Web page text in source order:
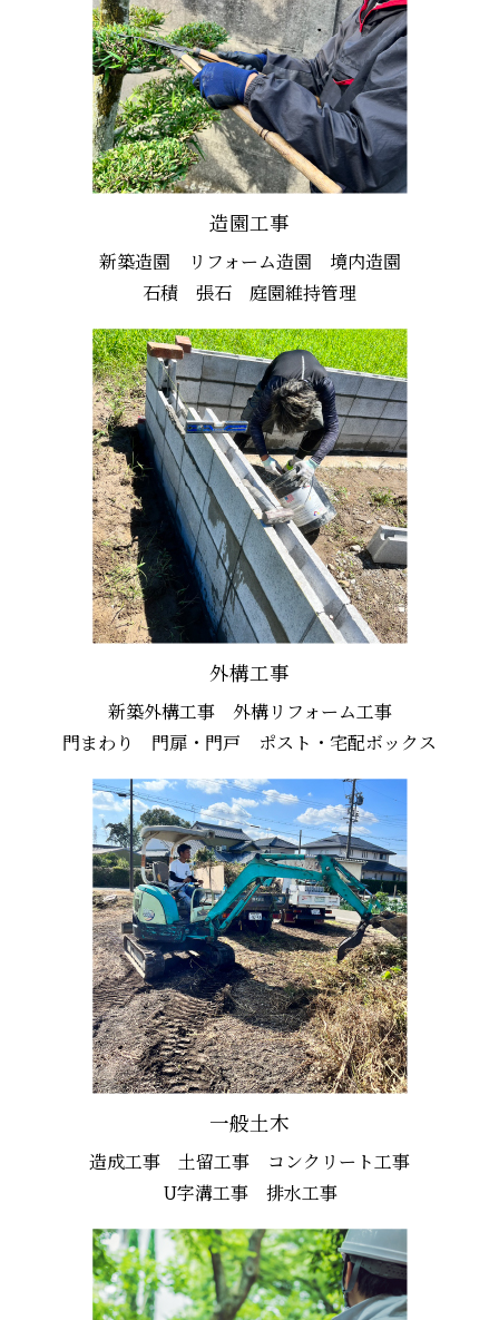
造園工事
新築造園 リフォーム造園 境内造園
石積 張石 庭園維持管理
外構工事
新築外構工事 外構リフォーム工事
門まわり 門扉・門戸 ポスト・宅配ボックス
一般土木
造成工事 土留工事 コンクリート工事
U字溝工事 排水工事